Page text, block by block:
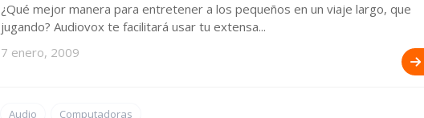
¿Qué mejor manera para entretener a los pequeños en un viaje largo, que
jugando? Audiovox te facilitará usar tu extensa...
7 enero, 2009
Audio Computadoras